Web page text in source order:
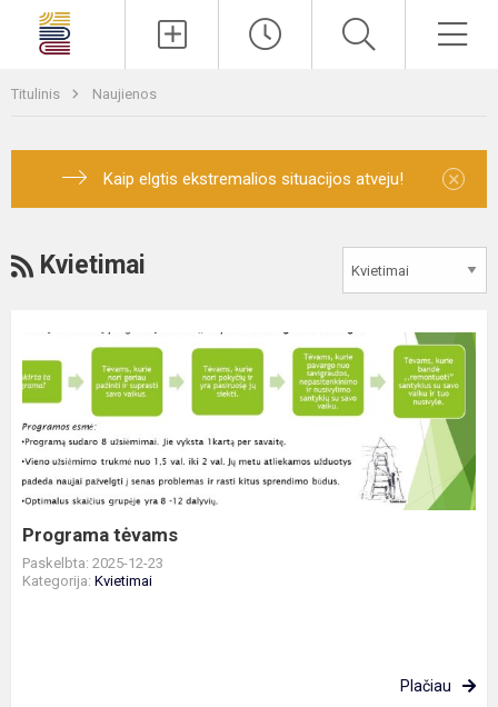
Titulinis Naujienos
Kaip elgtis ekstremalios situacijos atveju! ×
RSS
Kvietimai
Programa
tėvams
Programa tėvams
Paskelbta: 2025-12-23
Kategorija: Kvietimai
Plačiau